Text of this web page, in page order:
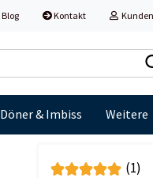
Blog Kontakt
Döner & Imbiss Weitere
(1)